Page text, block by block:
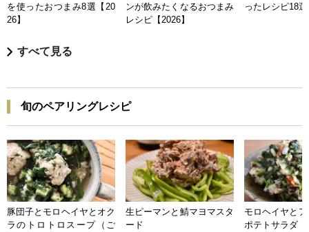
を使ったおつまみ8選【20
26】
ンが飲みたくなるおつまみ
レシピ【2026】
ったレシピ18
すべて見る
旬のペアリングレシピ
豚団子とモロヘイヤとオク
ラのトロトロスープ（ご
生ピーマンと鯖マヨマスタ
ード
モロヘイヤと
ポテトサラダ